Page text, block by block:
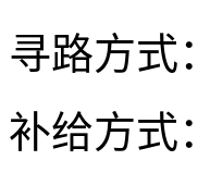
寻路方式
补给方式